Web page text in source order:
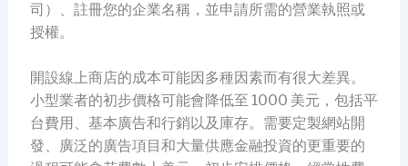
司）、註冊您的企業名稱，並申請所需的營業執照或
授權。
開設線上商店的成本可能因多種因素而有很大差異。
小型業者的初步價格可能會降低至 1000 美元，包括平
台費用、基本廣告和行銷以及庫存。需要定製網站開
發、廣泛的廣告項目和大量供應金融投資的更重要的